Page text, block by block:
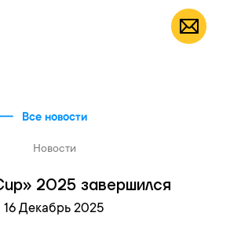
RU
Все новости
Новости
2025 завершился
16 Декабрь 2025